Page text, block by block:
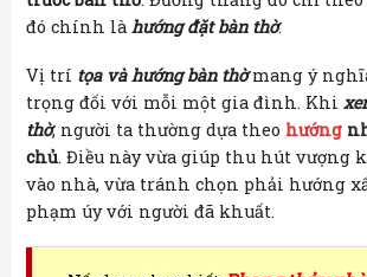
đó chính là hướng đặt bàn thờ.
Vị trí tọa và hướng bàn thờmang ý
trọng đối với mỗi một gia đình. Khi
thờ, người ta thường dựa theo hướng
chủ. Điều này vừa giúp thu hút vượng
vào nhà, vừa tránh chọn phải hướng
phạm úy với người đã khuất.